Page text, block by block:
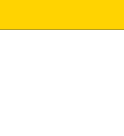
contenido